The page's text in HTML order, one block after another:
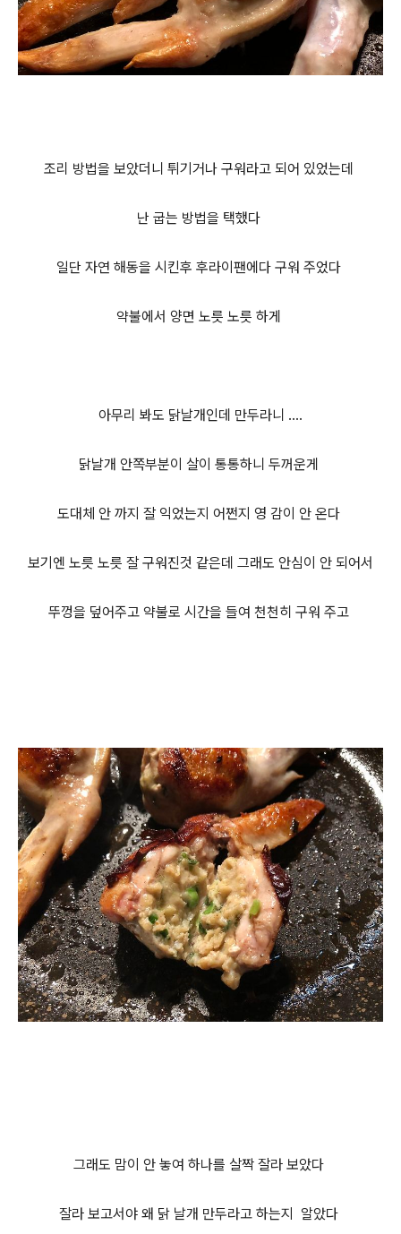
조리 방법을 보았더니 튀기거나 구워라고 되어 있었는데
난 굽는 방법을 택했다
일단 자연 해동을 시킨후 후라이팬에다 구워 주었다
약불에서 양면 노릇 노릇 하게
아무리 봐도 닭날개인데 만두라니 ....
닭날개 안쪽부분이 살이 통통하니 두꺼운게
도대체 안 까지 잘 익었는지 어쩐지 영 감이 안 온다
보기엔 노릇 노릇 잘 구워진것 같은데 그래도 안심이 안 되어서
뚜껑을 덮어주고 약불로 시간을 들여 천천히 구워 주고
그래도 맘이 안 놓여 하나를 살짝 잘라 보았다
잘라 보고서야 왜 닭 날개 만두라고 하는지 알았다